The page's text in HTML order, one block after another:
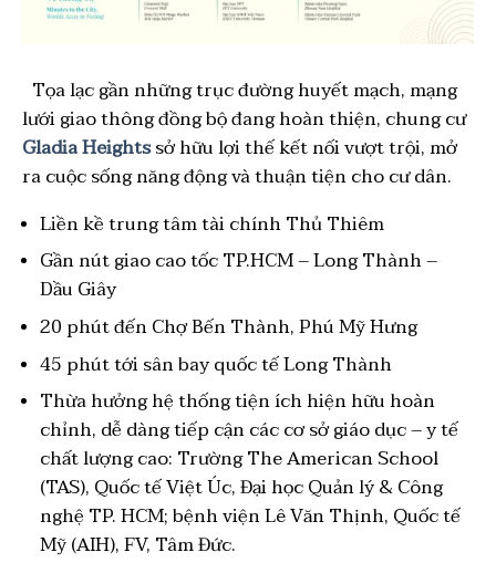
Tọa lạc gần những trục đường huyết mạch, mạng
lưới giao thông đồng bộ đang hoàn thiện, chung cư
Gladia Heightssở hữu lợi thế kết nối vượt trội, mở
ra cuộc sống năng động và thuận tiện cho cư dân.
Liền kề trung tâm tài chính Thủ Thiêm
Gần nút giao cao tốc TP.HCM – Long Thành –
Dầu Giây
20 phút đến Chợ Bến Thành, Phú Mỹ Hưng
45 phút tới sân bay quốc tế Long Thành
Thừa hưởng hệ thống tiện ích hiện hữu hoàn
chỉnh, dễ dàng tiếp cận các cơ sở giáo dục – y tế
chất lượng cao: Trường The American School
(TAS), Quốc tế Việt Úc, Đại học Quản lý & Công
nghệ TP. HCM; bệnh viện Lê Văn Thịnh, Quốc tế
Mỹ (AIH), FV, Tâm Đức.